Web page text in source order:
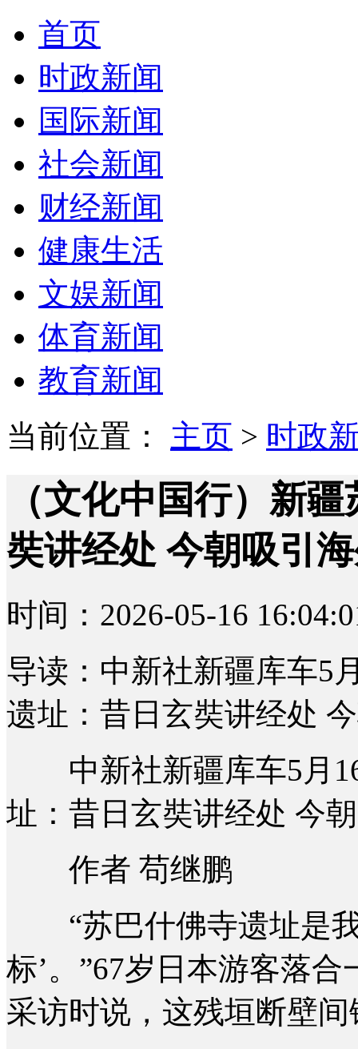
首页
时政新闻
国际新闻
社会新闻
财经新闻
健康生活
文娱新闻
体育新闻
教育新闻
当前位置： 主页 > 时政
（文化中国行）新
奘讲经处 今朝吸引
时间：2026-05-16
导读：中新社新疆库车5
遗址：昔日玄奘讲经处
中新社新疆库车5月16
址：昔日玄奘讲经处 今
作者 苟继鹏
“苏巴什佛寺遗址是我
标’。”67岁日本游客落
采访时说，这残垣断壁